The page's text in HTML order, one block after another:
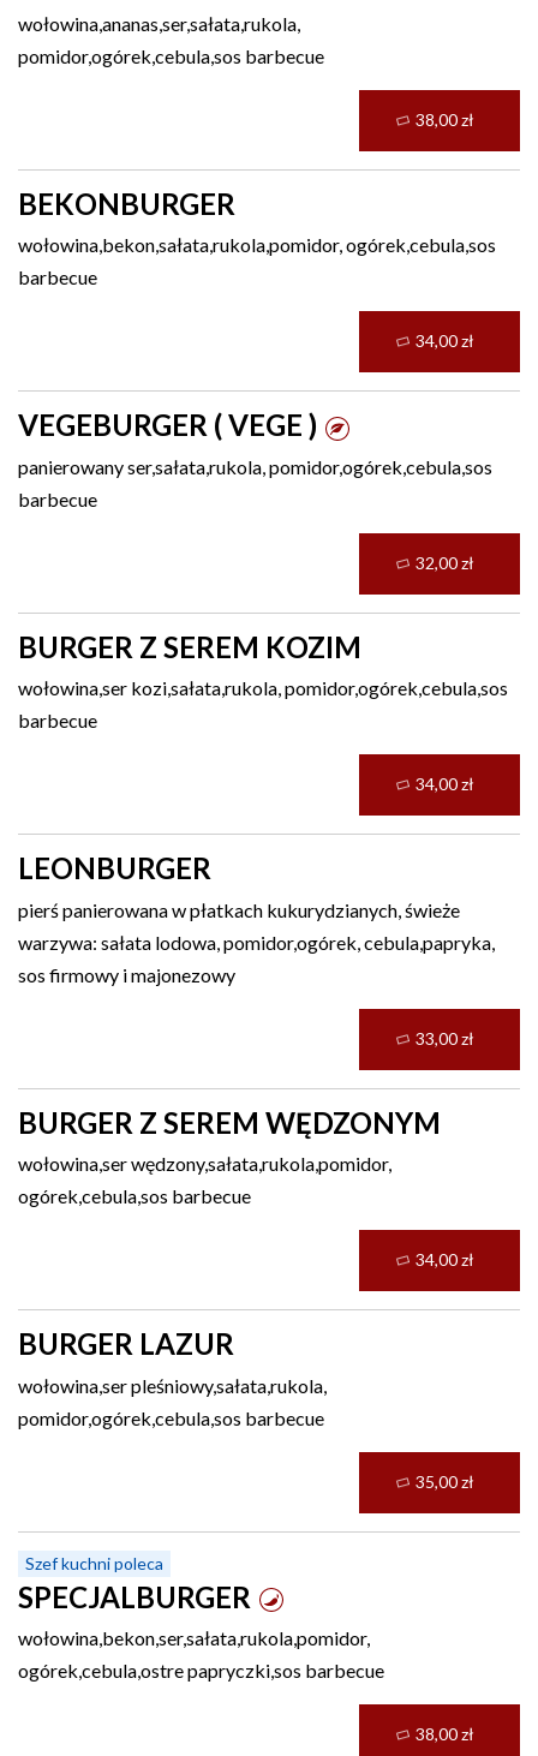
wołowina,ananas,ser,sałata,rukola,
pomidor,ogórek,cebula,sos barbecue
BEKONBURGER
wołowina,bekon,sałata,rukola,pomidor, ogórek,cebula,sos
barbecue
VEGEBURGER ( VEGE )
panierowany ser,sałata,rukola, pomidor,ogórek,cebula,sos
barbecue
BURGER Z SEREM KOZIM
wołowina,ser kozi,sałata,rukola, pomidor,ogórek,cebula,sos
barbecue
LEONBURGER
pierś panierowana w płatkach kukurydzianych, świeże
warzywa: sałata lodowa, pomidor,ogórek, cebula,papryka,
sos firmowy i majonezowy
BURGER Z SEREM WĘDZONYM
wołowina,ser wędzony,sałata,rukola,pomidor,
ogórek,cebula,sos barbecue
BURGER LAZUR
wołowina,ser pleśniowy,sałata,rukola,
pomidor,ogórek,cebula,sos barbecue
Szef kuchni poleca
SPECJALBURGER
wołowina,bekon,ser,sałata,rukola,pomidor,
ogórek,cebula,ostre papryczki,sos barbecue